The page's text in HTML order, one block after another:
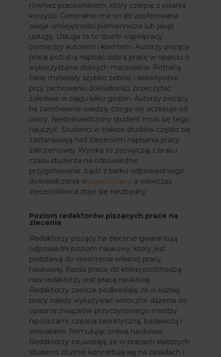
również pracownikiem, który czerpie z pisania
korzyści. Generalnie ma on do zaoferowana
swoje umiejętności piśmiennicze lub jakąś
usługę. Usługa ta to dzieło współpracy
pomiędzy autorem i klientem. Autorzy piszący
prace potrafią napisać dobrą pracę w oparciu o
wykorzystanie dobrych materiałów. Potrafią
takie materiały szybko zebrać i selektywnie,
przy zachowaniu dokładności, przeczytać
zaledwie w ciągu kilku godzin. Autorzy piszący
na zamówienie wiedzą, czego się oczekuje od
pracy. Niedoświadczony student musi się tego
nauczyć. Studenci w trakcie studiów często się
zastanawiają nad zleceniem napisania pracy
zaliczeniowej. Wynika to zazwyczaj z braku
czasu studenta na odpowiednie
przygotowanie, bądź z barku odpowiedniego
doświadczenia w pisaniu pracy, a wówczas
zleceniobiorca staje się niezbędny.
Poziom redaktorów piszących prace na
zlecenie
Redaktorzy piszący na zlecenie gwarantują
odpowiedni poziom naukowy, który jest
podstawą do stworzenia własnej pracy
naukowej. Każda praca, do której podchodzą
nasi redaktorzy jest pracą naukową.
Redaktorzy zawsze podkreślają, że w każdej
pracy należy wykazywać widoczne dążenia do
opisania związków przyczynowego miedzy
hipotezami, częścią teoretyczną, badawczą i
wnioskami, formułując prawa naukowe.
Redaktorzy zauważają, że w pracach słabszych
studenci zbytnio koncertują się na zasadach i